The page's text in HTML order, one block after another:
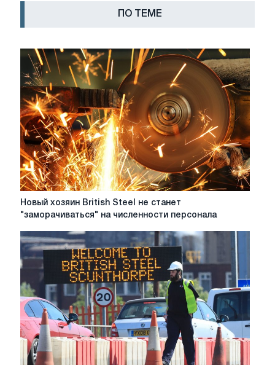
ПО ТЕМЕ
Новый
хозяин
Steel
не
станет
"заморачиваться"
на
численности
персонала
Новый хозяин British Steel не станет
"заморачиваться" на численности персонала